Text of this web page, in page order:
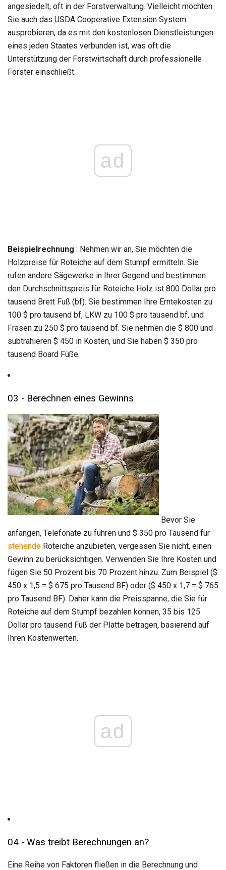
angesiedelt, oft in der Forstverwaltung. Vielleicht möchten
Sie auch das USDA Cooperative Extension System
ausprobieren, da es mit den kostenlosen Dienstleistungen
eines jeden Staates verbunden ist, was oft die
Unterstützung der Forstwirtschaft durch professionelle
Förster einschließt.
ad
Beispielrechnung : Nehmen wir an, Sie möchten die
Holzpreise für Roteiche auf dem Stumpf ermitteln. Sie
rufen andere Sägewerke in Ihrer Gegend und bestimmen
den Durchschnittspreis für Roteiche Holz ist 800 Dollar pro
tausend Brett Fuß (bf). Sie bestimmen Ihre Erntekosten zu
100 $ pro tausend bf, LKW zu 100 $ pro tausend bf, und
Fräsen zu 250 $ pro tausend bf. Sie nehmen die $ 800 und
subtrahieren $ 450 in Kosten, und Sie haben $ 350 pro
tausend Board Füße.
03 - Berechnen eines Gewinns
Bevor Sie
anfangen, Telefonate zu führen und $ 350 pro Tausend für
stehende Roteiche anzubieten, vergessen Sie nicht, einen
Gewinn zu berücksichtigen. Verwenden Sie Ihre Kosten und
fügen Sie 50 Prozent bis 70 Prozent hinzu. Zum Beispiel ($
450 x 1,5 = $ 675 pro Tausend BF) oder ($ 450 x 1,7 = $ 765
pro Tausend BF). Daher kann die Preisspanne, die Sie für
Roteiche auf dem Stumpf bezahlen können, 35 bis 125
Dollar pro tausend Fuß der Platte betragen, basierend auf
Ihren Kostenwerten.
ad
04 - Was treibt Berechnungen an?
Eine Reihe von Faktoren fließen in die Berechnung und